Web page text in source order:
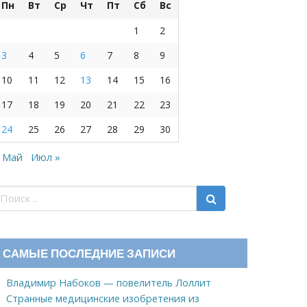
Пн Вт Ср Чт Пт Сб
Вс
1
2
3
4 5 6 7 8
9
10
11 12 13 14 15
16
17
18 19 20 21 22
23
24
25 26 27 28 29 30
Май Июл »
САМЫЕ ПОСЛЕДНИЕ ЗАПИСИ
Владимир Набоков — повелитель Лоллит
Странные медицинские изобретения из